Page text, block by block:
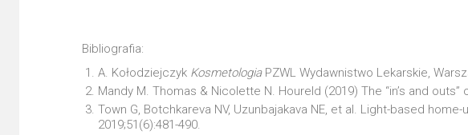
Bibliografia:
A. Kołodziejczyk Kosmetologia PZWL Wydawnistwo Lekarskie,
Mandy M. Thomas & Nicolette N. Houreld (2019) The “in’s and
Town G, Botchkareva NV, Uzunbajakava NE, et al. Light-based
2019;51(6):481-490.